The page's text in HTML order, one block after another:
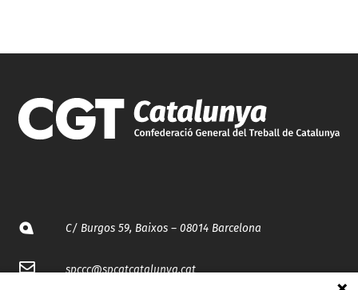
C/ Burgos 59, Baixos – 08014 Barcelona
spccc@spcgtcatalunya.cat